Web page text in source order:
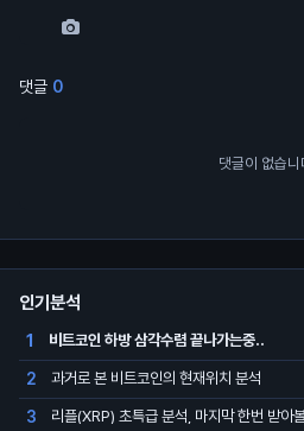
댓글 0
댓글이 없습니
인기분석
1 비트코인 하방 삼각수렴 끝나가는중..
2 과거로 본 비트코인의 현재위치 분석
3 리플(XRP) 초특급 분석, 마지막 한번 받아